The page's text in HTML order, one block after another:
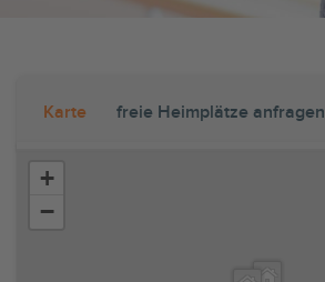
Karte freie Heimplätze anfragen
+
−